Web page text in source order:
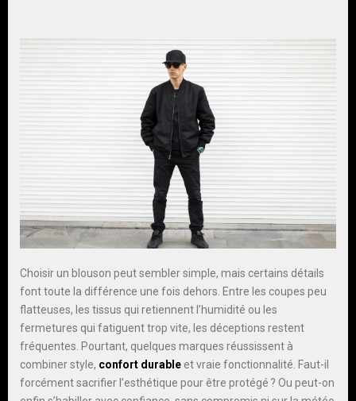
Choisir un blouson peut sembler simple, mais certains détails
font toute la différence une fois dehors. Entre les coupes peu
flatteuses, les tissus qui retiennent l’humidité ou les
fermetures qui fatiguent trop vite, les déceptions restent
fréquentes. Pourtant, quelques marques réussissent à
combiner style, confort durable et vraie fonctionnalité. Faut-il
forcément sacrifier l’esthétique pour être protégé ? Ou peut-on